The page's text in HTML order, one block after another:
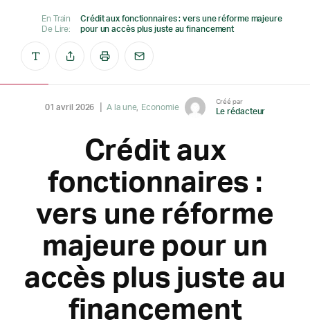
En Train
De Lire:
Crédit aux fonctionnaires : vers une réforme majeure
pour un accès plus juste au financement
01 avril 2026 A la une Economie
Créé par
Le rédacteur
Crédit aux
fonctionnaires :
vers une réforme
majeure pour un
accès plus juste au
financement